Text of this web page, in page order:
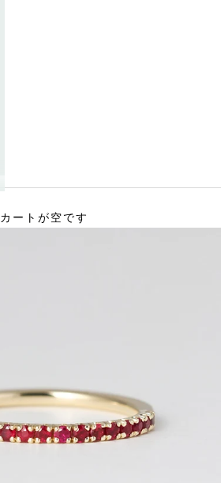
カートが空です